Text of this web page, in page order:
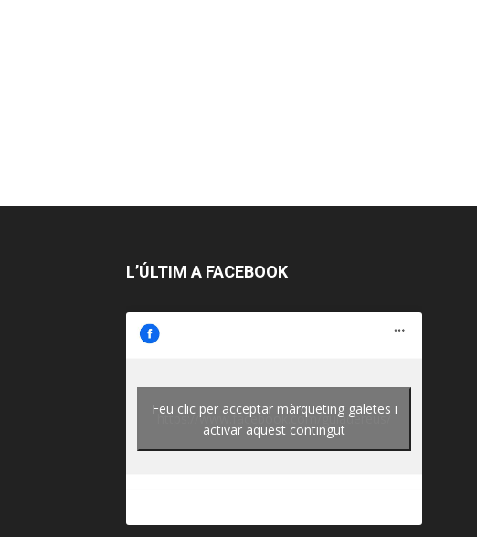
L’ÚLTIM A FACEBOOK
https://www.facebook.com/guiadereus/
Feu clic per acceptar màrqueting galetes i
activar aquest contingut